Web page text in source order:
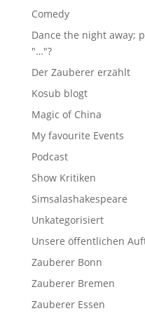
Comedy
Dance the night away;
"…"?
Der Zauberer erzählt
Kosub blogt
Magic of China
My favourite Events
Podcast
Show Kritiken
Simsalashakespeare
Unkategorisiert
Unsere öffentlichen
Zauberer Bonn
Zauberer Bremen
Zauberer Essen